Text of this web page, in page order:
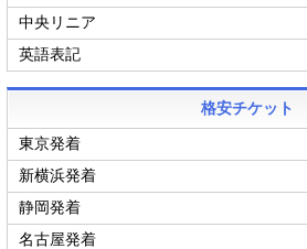
中央リニア
英語表記
格安チケット
東京発着
新横浜発着
静岡発着
名古屋発着